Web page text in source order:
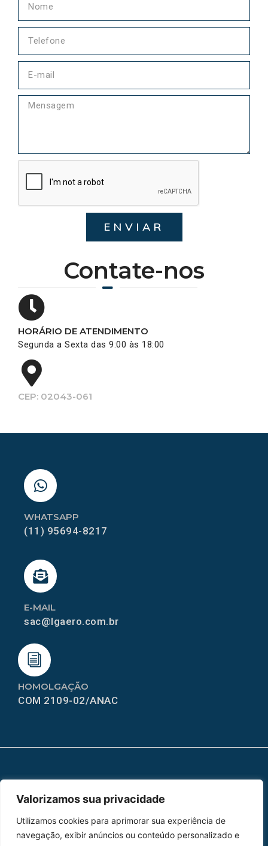
Valorizamos sua privacidade
Utilizamos cookies para aprimorar sua experiência de
navegação, exibir anúncios ou conteúdo personalizado e
Contate-nos
HORÁRIO DE ATENDIMENTO
Segunda a Sexta das 9:00 às 18:00
CEP: 02043-061
ENVIAR
HOMOLGAÇÃO
COM 2109-02/ANAC
E-MAIL
sac@lgaero.com.br
WHATSAPP
(11) 95694-8217
Home
Peças